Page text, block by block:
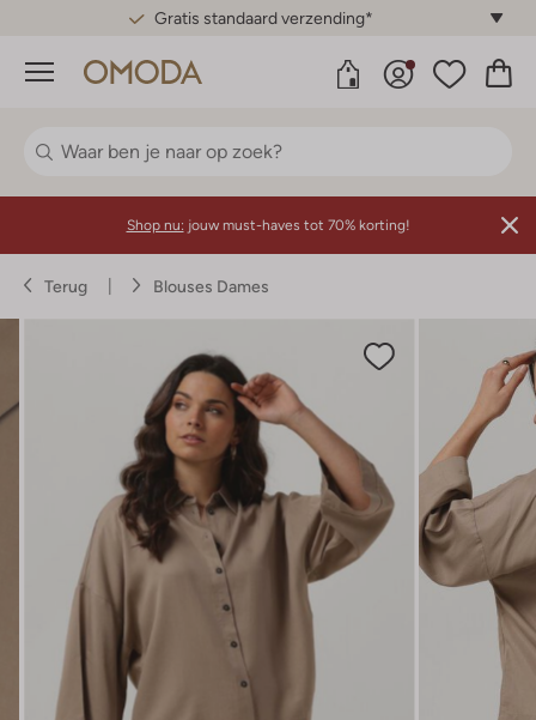
Gratis standaard verzending*
Menu
Shop nu: jouw must-haves tot 70% korting!
Terug Blouses Dames